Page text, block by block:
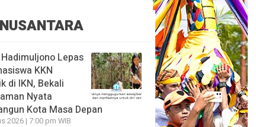
Lepas
KKN
di IKN, Bekali
Nyata
Kota Masa Depan
2026 | 7:00 pm WIB